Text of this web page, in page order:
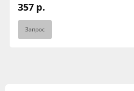
357 р.
Запрос